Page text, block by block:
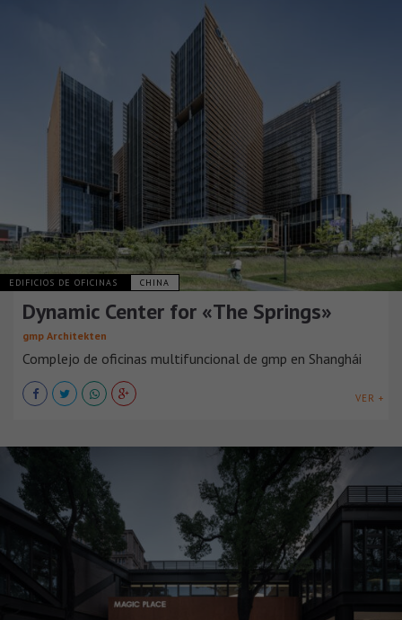
EDIFICIOS DE OFICINAS CHINA
Dynamic Center for «The Springs»
gmp Architekten
Complejo de oficinas multifuncional de gmp en Shanghái
VER +